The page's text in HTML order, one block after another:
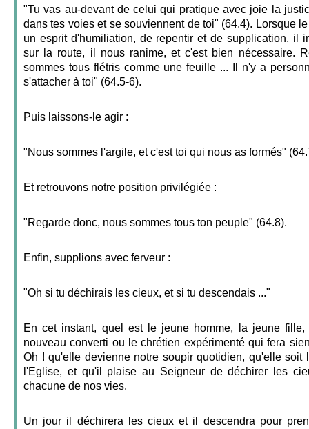
"Tu vas au-devant de celui qui pratique avec joie la
dans tes voies et se souviennent de toi" (64.4). Lorsque
un esprit d'humiliation, de repentir et de supplication, il
sur la route, il nous ranime, et c'est bien nécessaire.
sommes tous flétris comme une feuille ... Il n'y a
s'attacher à toi" (64.5-6).
Puis laissons-le agir :
"Nous sommes l'argile, et c'est toi qui nous as formés"
Et retrouvons notre position privilégiée :
"Regarde donc, nous sommes tous ton peuple" (64.8).
Enfin, supplions avec ferveur :
"Oh si tu déchirais les cieux, et si tu descendais ..."
En cet instant, quel est le jeune homme, la jeune
nouveau converti ou le chrétien expérimenté qui fera
Oh ! qu'elle devienne notre soupir quotidien, qu'elle soit
l'Eglise, et qu'il plaise au Seigneur de déchirer les
chacune de nos vies.
Un jour il déchirera les cieux et il descendra pour